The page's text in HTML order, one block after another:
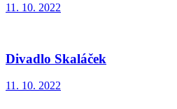
11. 10. 2022
Divadlo Skaláček
11. 10. 2022